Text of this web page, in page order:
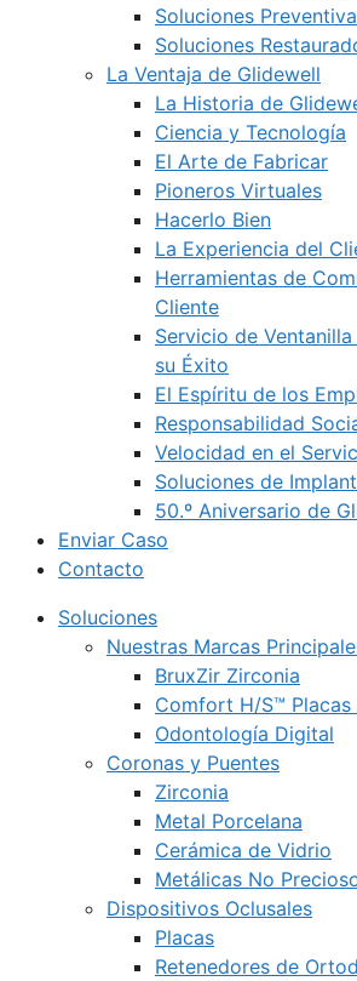
Soluciones
Soluciones
La Ventaja de Glidewell
La Historia de
Ciencia y Tecnología
El Arte de Fabricar
Pioneros Virtuales
Hacerlo Bien
La Experiencia del
Herramientas de
Cliente
Servicio de
su Éxito
El Espíritu de los
Responsabilidad
Velocidad en el
Soluciones de
50.º Aniversario de
Enviar Caso
Contacto
Soluciones
Nuestras Marcas
BruxZir Zirconia
Comfort H/S™ Placas
Odontología Digital
Coronas y Puentes
Zirconia
Metal Porcelana
Cerámica de Vidrio
Metálicas No
Dispositivos Oclusales
Placas
Retenedores de